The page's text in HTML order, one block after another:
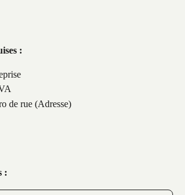
:
de rue (Adresse)
: